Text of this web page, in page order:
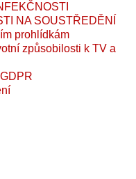
NA SOUSTŘEDĚNÍ
prohlídkám
způsobilosti k TV a